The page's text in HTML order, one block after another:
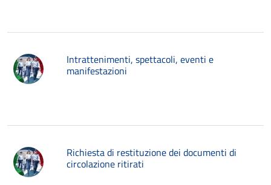
Intrattenimenti, spettacoli, eventi e
manifestazioni
Richiesta di restituzione dei documenti di
circolazione ritirati